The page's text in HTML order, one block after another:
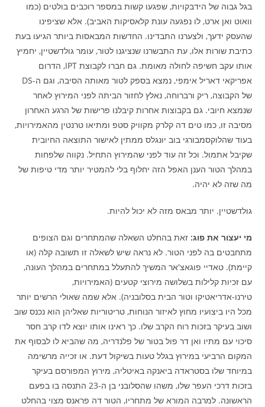
בגל גבוה של הידבקויות, שפגעו קשות במספר רוכבים בולטים (כמו
וואוט ואן ארט, לו נפגעה עונת קלאסיקות האביב). אלא שציפינו
שהעסק ידעך, ולצערנו התבדינו. החדשות המבאסות ביותר הגיעו בעת
כתיבת שורות אלו, עת התבשרנו שנציגנו לטור, עומר גולדשטיין, יחמיץ
אותו עקב חשיפה לחולה מאומת. גם חברו לקבוצת IPT, הדרום
אפריקאי דאריל אימפי, נמצא בספק לטור מאותה הסיבה, וגם ה-DS
של הקבוצה, ריק ורברוחה, נאלץ לחזור הביתה לפני המירוץ לאחר
שנמצא חיובי. גם בקבוצות אחרות קיבלנו פרישות של הרגע האחרון
מסיבה זו, כמו טים דה קלרק מקוויק סטפ ומתיאו טרנטין מהאמירויות,
בעוד שהלוקסמבורגי בוב יונגלס ממתין לאישור התוצאה החיובית
שקיבל אתמול. וכל זה עוד לפני שהמירוץ התחיל. נקווה שלפחות
במהלך הטור הענן האפל הזה יחלוף בלי להמטיר יותר מדי טיפות של
מה שזה לא יהיה.
גולדשטיין. יותר מבאס מזה לא יכול להיות.
מי יעצור את פוג: זאת בהחלט השאלה שהמתחרים וגם הצופים
מתחבטים בה לפני הטור. לא נראה שיש לשאלה זו תשובה קלה (או
קיימת). טאדיי פוגאצ'אר המשיך להתעלל במתחרים במהלך העונה,
עם זכיות קלילות בשלושה מירוצי קטעים (האמירויות,
טירנו-אדריאטיקו וטור הבית בסלובניה). אלא שמה שאולי הרשים יותר
מכל היו ביצועיו מחוץ לאיזור הנוחות, טריטוריות שאליהן הוא נכנס שוב
ושוב בעיקר בזכות רוח הקרב שלו. כך ראינו אותו יוצא לדו קרב חסר
סיכוי עם מתיו ואן דר פול בטור של פלנדריה, מה שהביא לו לבסוף את
המקום הרביעי במירוץ בגלל טעות בשיקול דעת. או זכייה מרשימה
במיוחד שלו בסטראדה ביאנקה באיטליה, מירוץ המפורסם בעיקר
בזכות דרכי העפר שלו, משהו שהסלובני בן ה-23 התנסה בו בפעם
הראשונה. למרבה המורא של מתחריו, הטור דה פראנס מצוי בהחלט